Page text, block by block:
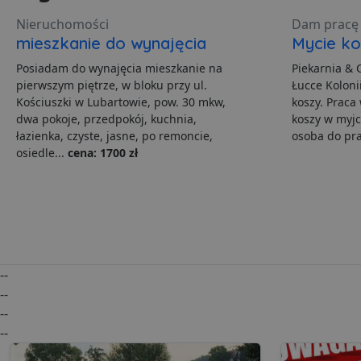
Nieruchomości
mieszkanie do wynajęcia
Posiadam do wynajęcia mieszkanie na
pierwszym piętrze, w bloku przy ul.
Kościuszki w Lubartowie, pow. 30 mkw,
dwa pokoje, przedpokój, kuchnia,
łazienka, czyste, jasne, po remoncie,
osiedle... cena: 1700 zł
Dam
Mycie
Piekarnia &
Łucce
koszy.
koszy w
osoba do
--
--
--
--
Niezbędne pliki cookie
zarządzanie kontem.